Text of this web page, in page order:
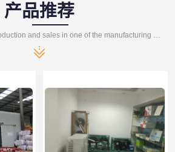
产品推荐